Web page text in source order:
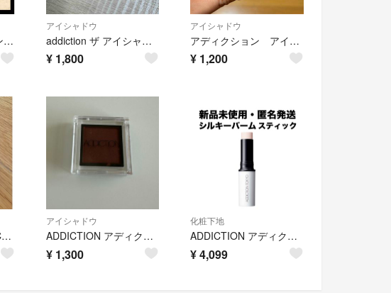
未使用 アディクション インビジブル エッセンス ルースパウダー グロウ 001 softglow
アイシャドウ
addiction ザ アイシャドウ パール 031p In Romance インロマンス
¥ 1,800
アイシャドウ
アディクション アイシャドウ 011sp
¥ 1,200
【新品未使用】ADDICTION アディクション リップオイルプランパー 010 Glowy Mauve
アイシャドウ
ADDICTION アディクションザ アイシャドウ #086 La Mamounia1g
¥ 1,300
化粧下地
ADDICTION アディクション シルキーバームスティック
¥4,099